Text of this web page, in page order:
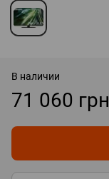
В наличии
71 060 грн